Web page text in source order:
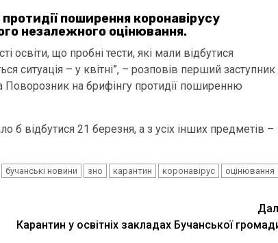
поширення коронавірусу
незалежного оцінювання.
що пробні тести, які мали відбутися
ситуація – у квітні”, – розповів перший заступник
Поворозник на брифінгу протидії поширенню
б відбутися 21 березня, а з усіх інших предметів –
бучанські новини зно карантин коронавірус
оцінювання
Карантин у освітніх закладах Бучанської